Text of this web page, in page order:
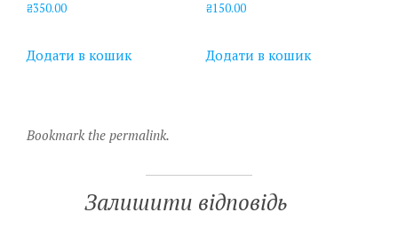
₴350.00
Додати в кошик
₴150.00
Додати в кошик
Bookmark the permalink.
Залишити відповідь